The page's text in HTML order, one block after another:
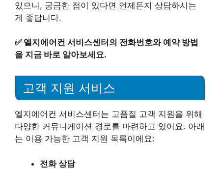
있으니, 궁금한 점이 있다면 언제든지 상담하시는
게 좋답니다.
✅ 엘지에어컨 서비스센터의 전화번호와 예약 방법
을 지금 바로 알아보세요.
고객 지원 서비스
엘지에어컨 서비스센터는 고품질 고객 지원을 위해
다양한 커뮤니케이션 경로를 마련하고 있어요. 아래
는 이용 가능한 고객 지원 목록이에요:
전화 상담